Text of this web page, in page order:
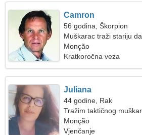
Camron
56 godina, Škorpion
Muškarac traži stariju
Monção
Kratkoročna veza
Juliana
44 godine, Rak
Tražim taktičnog
Monção
Vjenčanje